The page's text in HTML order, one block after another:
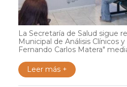
La Secretaría de Salud sigue
Municipal de Análisis Clínicos
Fernando Carlos Matera"
Leer más +